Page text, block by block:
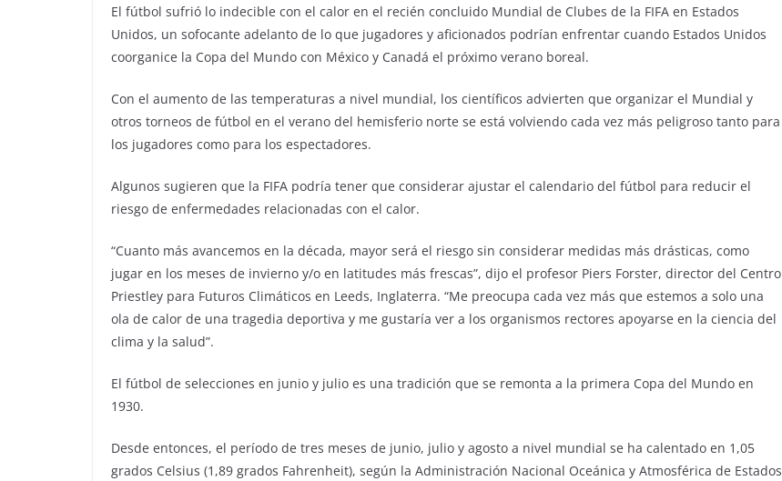
El fútbol sufrió lo indecible con el calor en el recién concluido Mundial de Clubes de la FIFA en Estados
Unidos, un sofocante adelanto de lo que jugadores y aficionados podrían enfrentar cuando Estados Unidos
coorganice la Copa del Mundo con México y Canadá el próximo verano boreal.
Con el aumento de las temperaturas a nivel mundial, los científicos advierten que organizar el Mundial y
otros torneos de fútbol en el verano del hemisferio norte se está volviendo cada vez más peligroso tanto para
los jugadores como para los espectadores.
Algunos sugieren que la FIFA podría tener que considerar ajustar el calendario del fútbol para reducir el
riesgo de enfermedades relacionadas con el calor.
“Cuanto más avancemos en la década, mayor será el riesgo sin considerar medidas más drásticas, como
jugar en los meses de invierno y/o en latitudes más frescas”, dijo el profesor Piers Forster, director del Centro
Priestley para Futuros Climáticos en Leeds, Inglaterra. “Me preocupa cada vez más que estemos a solo una
ola de calor de una tragedia deportiva y me gustaría ver a los organismos rectores apoyarse en la ciencia del
clima y la salud”.
El fútbol de selecciones en junio y julio es una tradición que se remonta a la primera Copa del Mundo en
1930.
Desde entonces, el período de tres meses de junio, julio y agosto a nivel mundial se ha calentado en 1,05
grados Celsius (1,89 grados Fahrenheit), según la Administración Nacional Oceánica y Atmosférica de Estados